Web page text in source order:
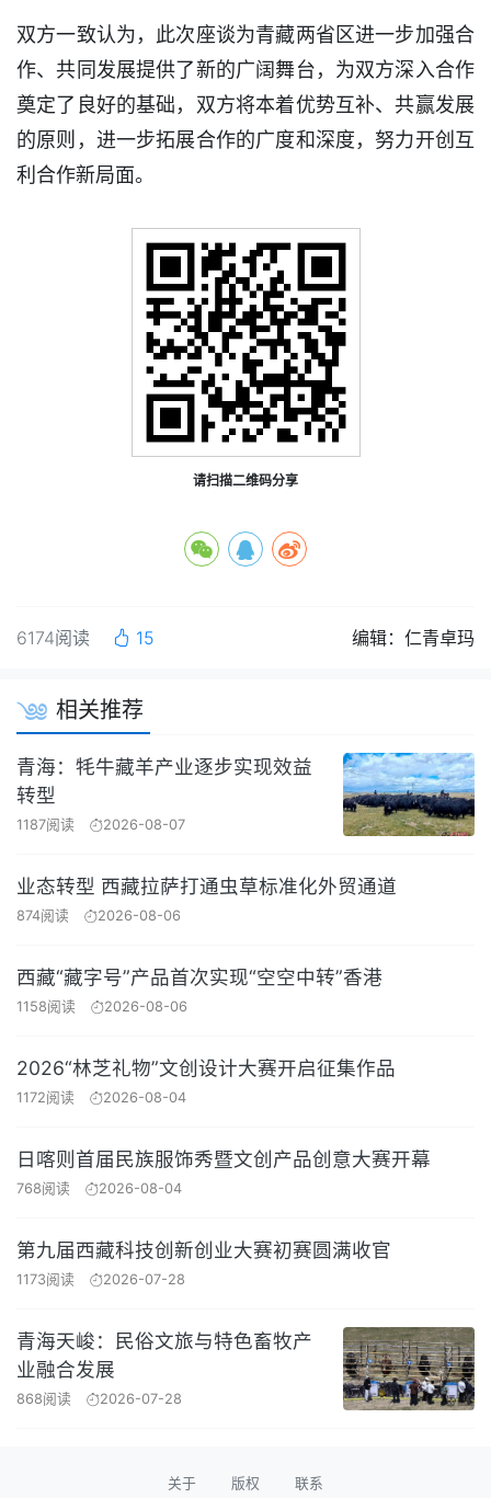
双方一致认为，此次座谈为青藏两省区进一步加强合
作、共同发展提供了新的广阔舞台，为双方深入合作
奠定了良好的基础，双方将本着优势互补、共赢发展
的原则，进一步拓展合作的广度和深度，努力开创互
利合作新局面。
请扫描二维码分享
6174阅读 15 编辑：仁青卓玛
相关推荐
青海：牦牛藏羊产业逐步实现效益
转型
1187阅读 2026-08-07
业态转型 西藏拉萨打通虫草标准化外贸通道
874阅读 2026-08-06
西藏“藏字号”产品首次实现“空空中转”香港
1158阅读 2026-08-06
2026“林芝礼物”文创设计大赛开启征集作品
1172阅读 2026-08-04
日喀则首届民族服饰秀暨文创产品创意大赛开幕
768阅读 2026-08-04
第九届西藏科技创新创业大赛初赛圆满收官
1173阅读 2026-07-28
青海天峻：民俗文旅与特色畜牧产
业融合发展
868阅读 2026-07-28
关于 版权 联系